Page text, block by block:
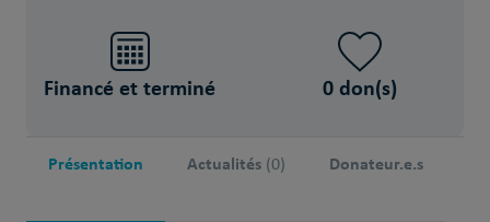
Financé et terminé 0 don(s)
Présentation Actualités (0) Donateur.e.s